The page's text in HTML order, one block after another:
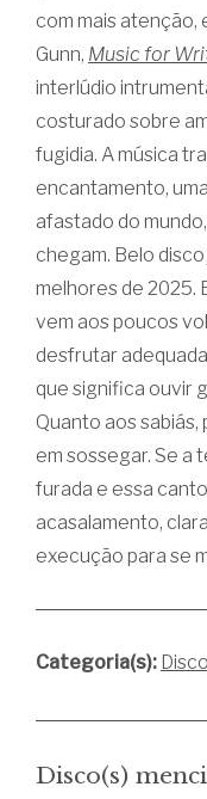
com mais
Gunn, Music for
interlúdio
costurado sobre
fugidia. A música
encantamento,
afastado do
chegam. Belo
melhores de 2025.
vem aos poucos
desfrutar
que significa ouvir
Quanto aos sabiás,
em sossegar. Se a
furada e essa
acasalamento,
execução para se
Categoria(s):
Disco(s)